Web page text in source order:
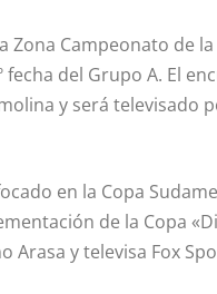
Campeonato de
del Grupo A. El
y será televisado
en la Copa
de la Copa
Arasa y televisa Fox